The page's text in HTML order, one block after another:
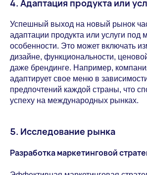
4. Адаптация продукта или
Успешный выход на новый рынок
адаптации продукта или услуги под
особенности. Это может включать
дизайне, функциональности,
даже брендинге. Например,
адаптирует свое меню в
предпочтений каждой страны, что
успеху на международных рынках.
5. Исследование рынка
Разработка маркетинговой